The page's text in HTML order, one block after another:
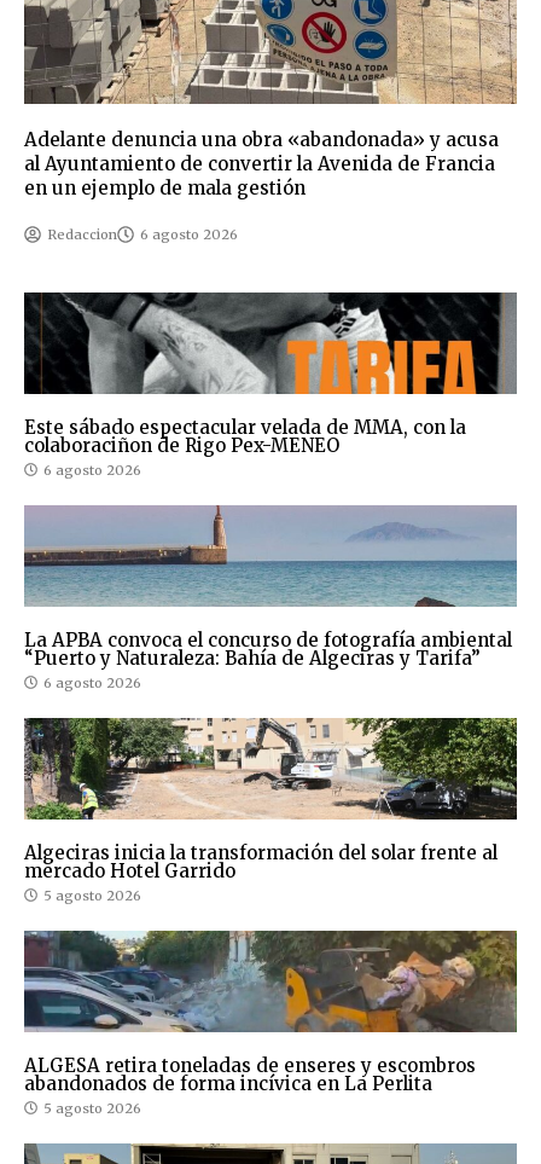
Adelante denuncia una obra «abandonada» y acusa
al Ayuntamiento de convertir la Avenida de Francia
en un ejemplo de mala gestión
Redaccion 6 agosto 2026
Este sábado espectacular velada de MMA, con la
colaboraciñon de Rigo Pex-MENEO
6 agosto 2026
La APBA convoca el concurso de fotografía ambiental
“Puerto y Naturaleza: Bahía de Algeciras y Tarifa”
6 agosto 2026
Algeciras inicia la transformación del solar frente al
mercado Hotel Garrido
5 agosto 2026
ALGESA retira toneladas de enseres y escombros
abandonados de forma incívica en La Perlita
5 agosto 2026